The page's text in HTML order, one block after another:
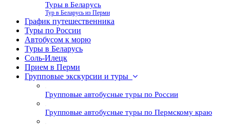
Туры в Беларусь
Тур в Беларусь из Перми
График путешественника
Туры по России
Автобусом к морю
Туры в Беларусь
Соль-Илецк
Прием в Перми
Групповые экскурсии и туры
Групповые автобусные туры по России
Групповые автобусные туры по Пермскому краю